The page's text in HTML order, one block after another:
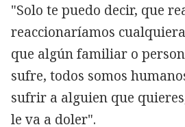
"Solo te puedo decir, que
reaccionaríamos
que algún familiar o
sufre, todos somos
sufrir a alguien que
le va a doler".